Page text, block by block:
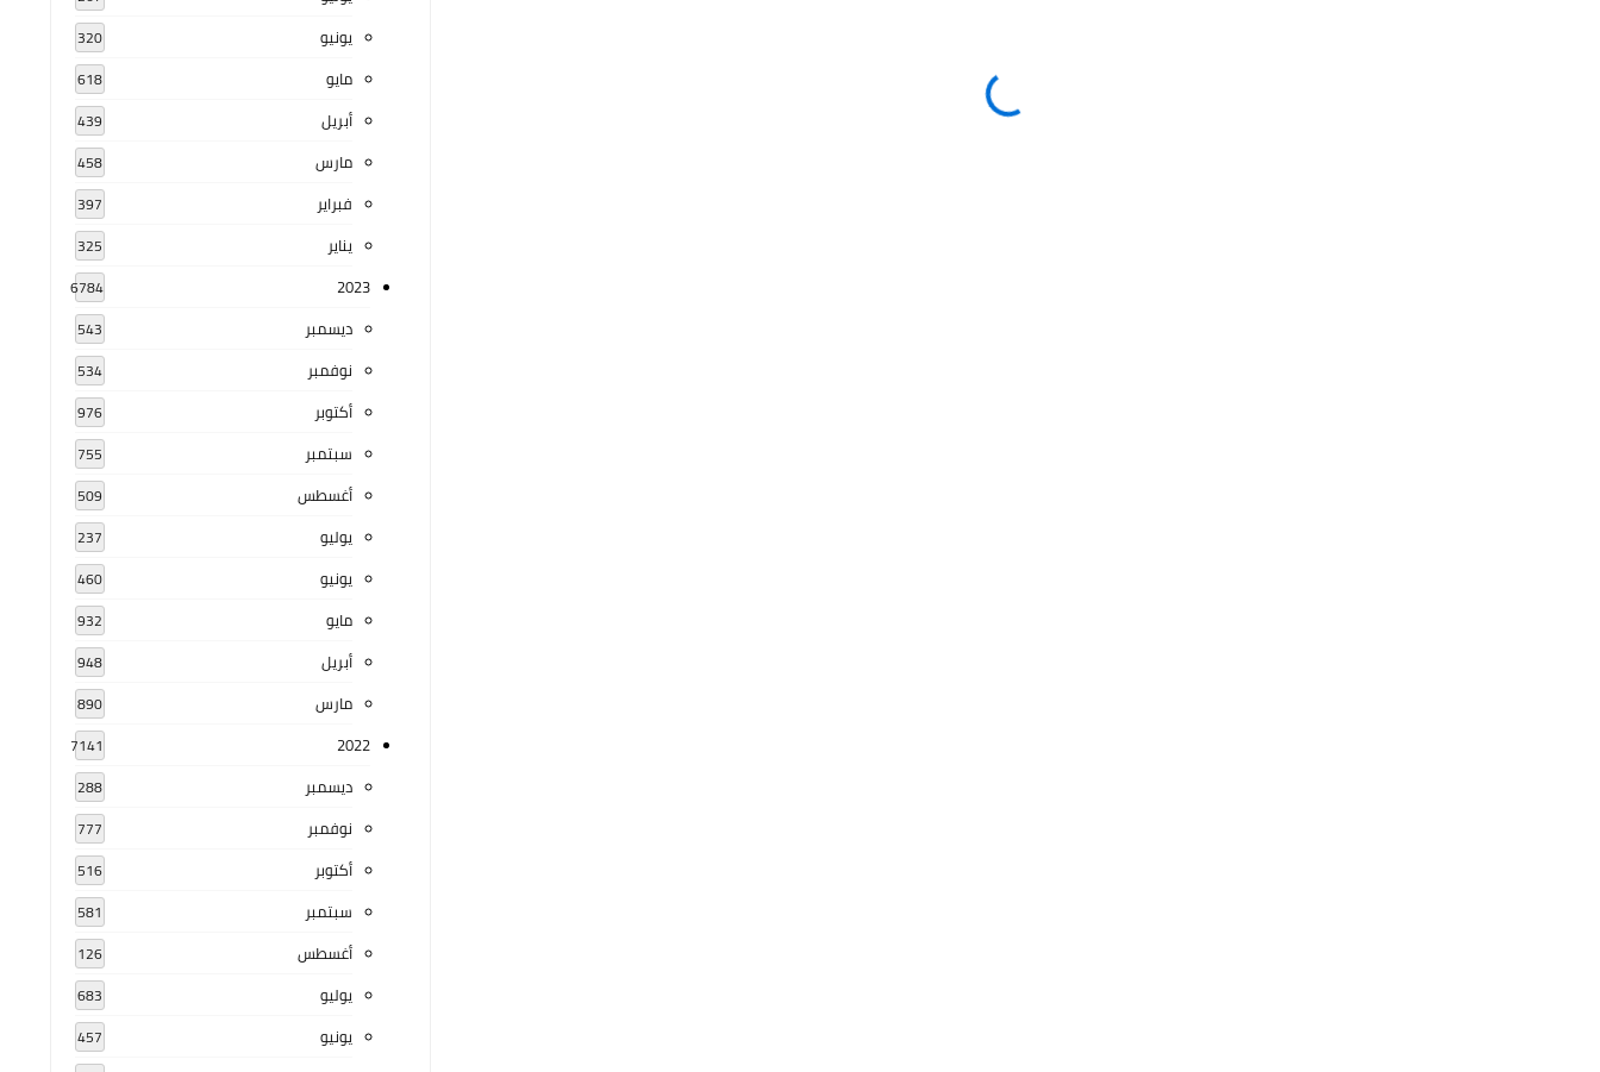
يونيو 320
مايو 618
أبريل 439
مارس 458
فبراير 397
يناير 325
2023
6784
ديسمبر 543
نوفمبر 534
أكتوبر 976
سبتمبر 755
أغسطس 509
يوليو 237
يونيو 460
مايو 932
أبريل 948
مارس 890
2022
7141
ديسمبر 288
نوفمبر 777
أكتوبر 516
سبتمبر 581
أغسطس 126
يوليو 683
يونيو 457